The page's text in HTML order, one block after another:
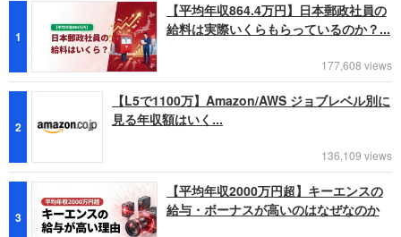
1
【平均年収864.4万円】日本郵政社員の
給料は実際いくらもらっているのか？...
177,608 views
2
【L5で1100万】Amazon/AWS ジョブレベル別に
見る年収額はいく...
136,109 views
3
【平均年収2000万円超】キーエンスの
給与・ボーナスが高いのはなぜなのか